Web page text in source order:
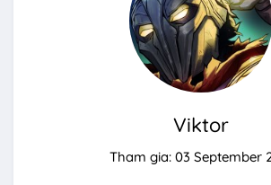
Viktor
Tham gia: 03 September